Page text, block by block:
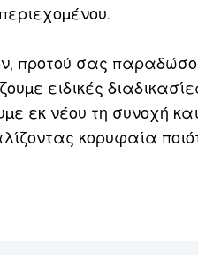
προτού σας
ειδικές
εκ νέου τη συνοχή
κορυφαία